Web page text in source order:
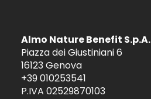
Almo Nature Benefit S.p.A.
Piazza dei Giustiniani 6
16123 Genova
+39 010253541
P.IVA 02529870103